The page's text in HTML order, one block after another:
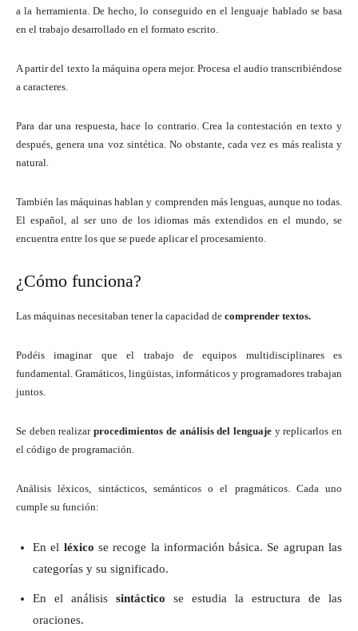
a la herramienta. De hecho, lo conseguido en el lenguaje hablado se basa
en el trabajo desarrollado en el formato escrito.
A partir del texto la máquina opera mejor. Procesa el audio transcribiéndose
a caracteres.
Para dar una respuesta, hace lo contrario. Crea la contestación en texto y
después, genera una voz sintética. No obstante, cada vez es más realista y
natural.
También las máquinas hablan y comprenden más lenguas, aunque no todas.
El español, al ser uno de los idiomas más extendidos en el mundo, se
encuentra entre los que se puede aplicar el procesamiento.
¿Cómo funciona?
Las máquinas necesitaban tener la capacidad de comprender textos.
Podéis imaginar que el trabajo de equipos multidisciplinares es
fundamental. Gramáticos, lingüistas, informáticos y programadores trabajan
juntos.
Se deben realizarprocedimientos de análisis del lenguajey replicarlos en
el código de programación.
Análisis léxicos, sintácticos, semánticos o el pragmáticos. Cada uno
cumple su función:
En el léxico se recoge la información básica. Se agrupan las
categorías y su significado.
En el análisis sintáctico se estudia la estructura de las
oraciones.